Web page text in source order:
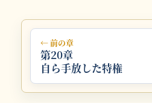
← 前の章
第20章
自ら手放した特権